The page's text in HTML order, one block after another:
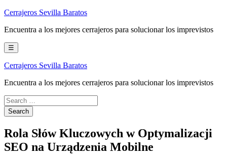
Skip
content
Cerrajeros Sevilla Baratos
Encuentra a los mejores cerrajeros para solucionar los imprevistos
☰
Cerrajeros Sevilla Baratos
Encuentra a los mejores cerrajeros para solucionar los imprevistos
Rola Słów Kluczowych w Optymalizacji
SEO na Urządzenia Mobilne